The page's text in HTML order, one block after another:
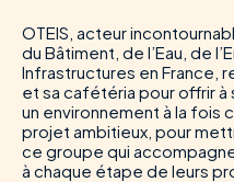
OTEIS, acteur
du Bâtiment, de l’Eau, de
Infrastructures en France,
et sa cafétéria pour offrir
un environnement à la fois
projet ambitieux, pour
ce groupe qui
à chaque étape de leurs